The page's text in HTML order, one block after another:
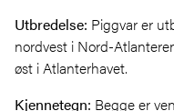
Utbredelse: Piggvar er
nordvest i Nord-
øst i Atlanterhavet.
Kjennetegn: Begge er